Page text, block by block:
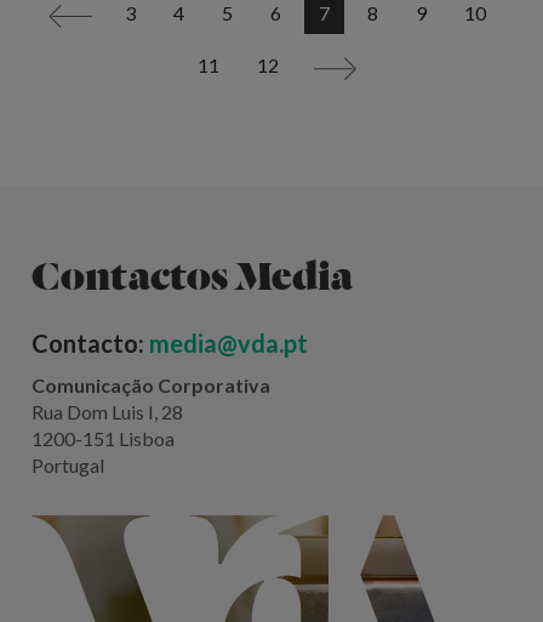
< 3 4 5 6 7 8 9 10
11 12 >
Contactos Media
Contacto: media@vda.pt
Comunicação Corporativa
Rua Dom Luis I, 28
1200-151 Lisboa
Portugal